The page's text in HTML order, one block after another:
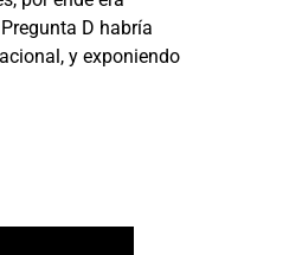
D habría
y exponiendo